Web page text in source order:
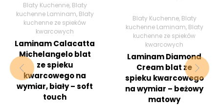
Blaty Kuchenne, Blaty
kuchenne Laminam, Blaty
kuchenne ze spieków
kwarcowych
Laminam Calacatta
Michelangelo blat
ze spieku
kwarcowego na
wymiar, biały – soft
touch
Blaty Kuchenne, Blaty
kuchenne Laminam, Blaty
kuchenne ze spieków
kwarcowych
Laminam Diamond
Cream blat ze
spieku kwarcowego
na wymiar – beżowy
matowy